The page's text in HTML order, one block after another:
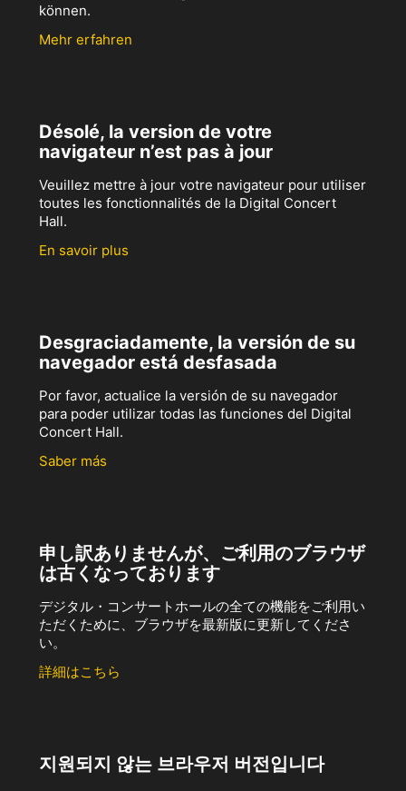
können.
Mehr erfahren
Désolé, la version de votre
navigateur n’est pas à jour
Veuillez mettre à jour votre navigateur pour utiliser
toutes les fonctionnalités de la Digital Concert
Hall.
En savoir plus
Desgraciadamente, la versión de su
navegador está desfasada
Por favor, actualice la versión de su navegador
para poder utilizar todas las funciones del Digital
Concert Hall.
Saber más
申し訳ありませんが、ご利用のブラウザ
は古くなっております
デジタル・コンサートホールの全ての機能をご利用い
ただくために、ブラウザを最新版に更新してくださ
い。
詳細はこちら
지원되지 않는 브라우저 버전입니다